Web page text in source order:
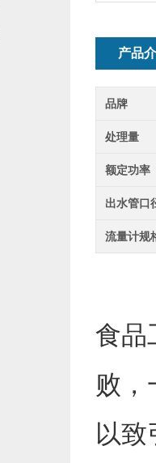
产品
品牌
处理量
额定功率
出水管口
流量计规
食品
败，
以